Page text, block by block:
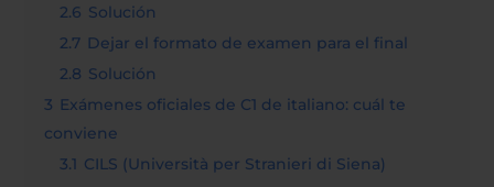
2.6 Solución
2.7 Dejar el formato de examen para el final
2.8 Solución
3 Exámenes oficiales de C1 de italiano: cuál te
conviene
3.1 CILS (Università per Stranieri di Siena)